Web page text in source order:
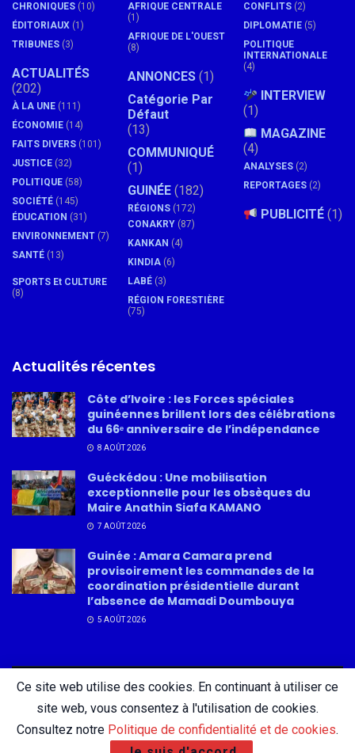
CHRONIQUES (10)
ÉDITORIAUX (1)
TRIBUNES (3)
ACTUALITÉS
(202)
À LA UNE (111)
ÉCONOMIE (14)
FAITS DIVERS (101)
JUSTICE (32)
POLITIQUE (58)
SOCIÉTÉ (145)
ÉDUCATION (31)
ENVIRONNEMENT (7)
SANTÉ (13)
SPORTS Et CULTURE
(8)
AFRIQUE CENTRALE
(1)
AFRIQUE DE L'OUEST
(8)
ANNONCES (1)
Catégorie Par
Défaut
(13)
COMMUNIQUÉ
(1)
GUINÉE (182)
RÉGIONS (172)
CONAKRY (87)
KANKAN (4)
KINDIA (6)
LABÉ (3)
RÉGION FORESTIÈRE
(75)
CONFLITS (2)
DIPLOMATIE (5)
POLITIQUE
INTERNATIONALE
(4)
INTERVIEW
(1)
MAGAZINE
(4)
ANALYSES (2)
REPORTAGES (2)
PUBLICITÉ (1)
Actualités récentes
Côte d’Ivoire : les Forces spéciales
guinéennes brillent lors des célébrations
du 66ᵉ anniversaire de l’indépendance
8 AOÛT 2026
Guéckédou : Une mobilisation
exceptionnelle pour les obsèques du
Maire Anathin Siafa KAMANO
7 AOÛT 2026
Guinée : Amara Camara prend
provisoirement les commandes de la
coordination présidentielle durant
l’absence de Mamadi Doumbouya
5 AOÛT 2026
Advertise Privacy & Policy Contact
Ce site web utilise des cookies. En continuant à utiliser ce
site web, vous consentez à l'utilisation de cookies.
Consultez notre Politique de confidentialité et de cookies.